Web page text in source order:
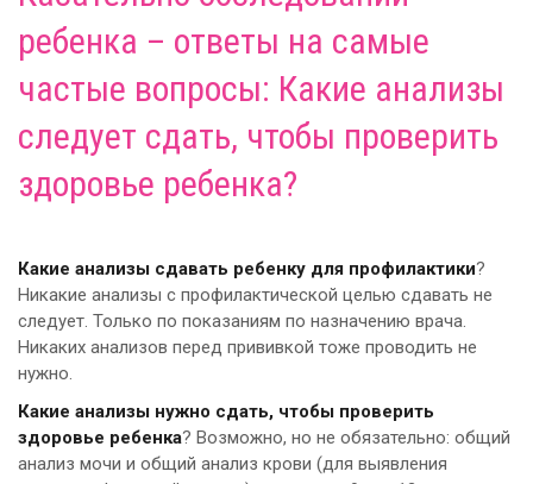
ребенка – ответы на самые
частые вопросы: Какие анализы
следует сдать, чтобы проверить
здоровье ребенка?
Какие анализы сдавать ребенку для профилактики?
Никакие анализы с профилактической целью сдавать не
следует. Только по показаниям по назначению врача.
Никаких анализов перед прививкой тоже проводить не
нужно.
Какие анализы нужно сдать, чтобы проверить
здоровье ребенка? Возможно, но не обязательно: общий
анализ мочи и общий анализ крови (для выявления